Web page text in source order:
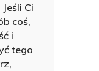
Ci
coś,
i
tego